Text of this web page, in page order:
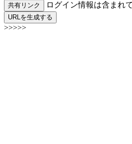
共有リンク ログイン情報は含まれ
URLを生成する
>>>>>